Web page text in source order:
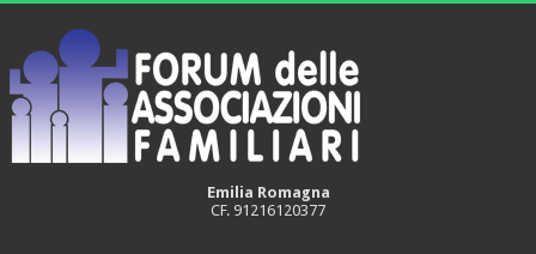
Emilia Romagna
CF. 91216120377